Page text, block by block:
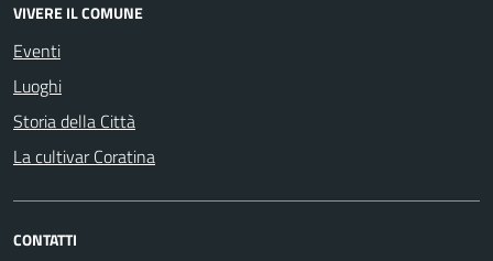
VIVERE IL COMUNE
Eventi
Luoghi
Storia della Città
La cultivar Coratina
CONTATTI